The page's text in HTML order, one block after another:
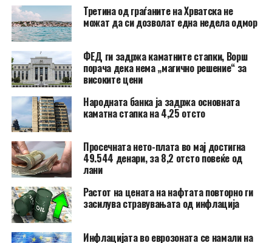
Третина од граѓаните на Хрватска не
можат да си дозволат една недела одмор
ФЕД ги задржа каматните стапки, Ворш
порача дека нема „магично решение“ за
високите цени
Народната банка ја задржа основната
каматна стапка на 4,25 отсто
Просечната нето-плата во мај достигна
49.544 денари, за 8,2 отсто повеќе од
лани
Растот на цената на нафтата повторно ги
засилува стравувањата од инфлација
Инфлацијата во еврозоната се намали на